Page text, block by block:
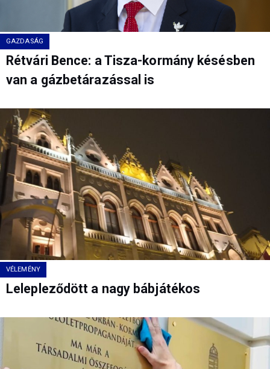
GAZDASÁG
Rétvári Bence: a Tisza-kormány késésben
van a gázbetárazással is
VÉLEMÉNY
Lelepleződött a nagy bábjátékos